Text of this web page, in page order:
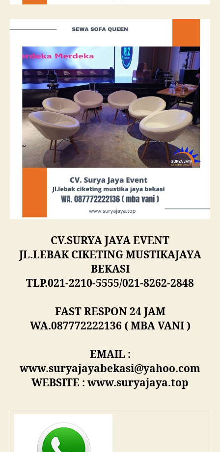
CV.SURYA JAYA EVENT
JL.LEBAK CIKETING MUSTIKAJAYA
BEKASI
TLP.021-2210-5555/021-8262-2848
FAST RESPON 24 JAM
WA.087772222136 ( MBA VANI )
EMAIL :
www.suryajayabekasi@yahoo.com
WEBSITE : www.suryajaya.top